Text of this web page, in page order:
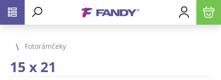
Fotorámčeky
15 x 21